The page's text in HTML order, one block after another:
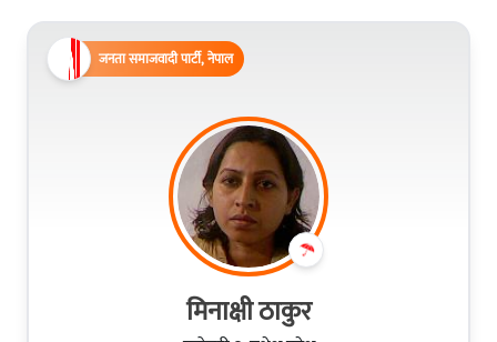
जनता समाजवादी पार्टी, नेपाल
मिनाक्षी ठाकुर